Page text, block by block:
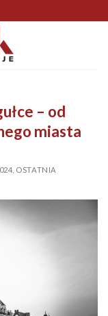
– od
miasta
OSTATNIA